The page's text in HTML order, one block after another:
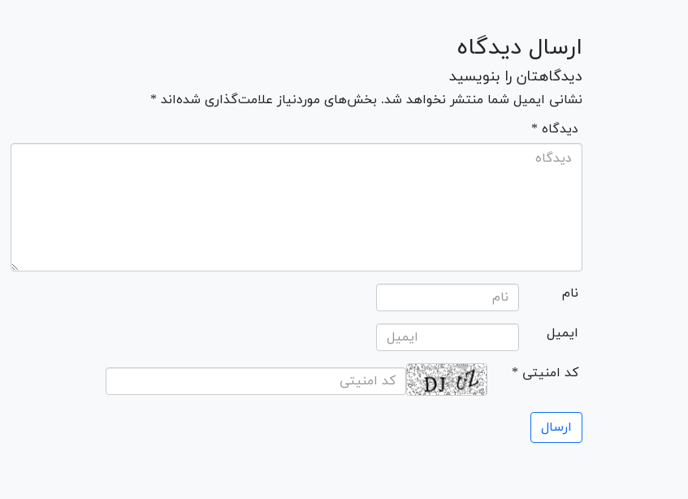
ارسال دیدگاه
دیدگاهتان را بنویسید
نشانی ایمیل شما منتشر نخواهد شد. بخش‌های موردنیاز علامت‌گذاری شده‌اند *
* دیدگاه
نام
ایمیل
* کد امنیتی